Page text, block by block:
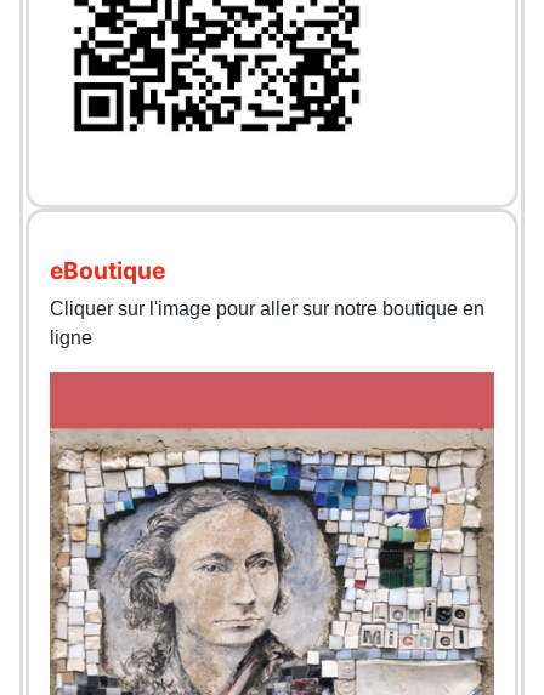
eBoutique
Cliquer sur l'image pour aller sur notre boutique en
ligne